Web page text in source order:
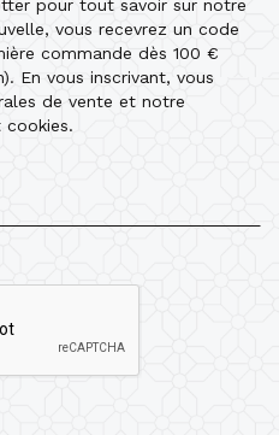
pour tout savoir sur notre
vous recevrez un code
commande dès 100 €
En vous inscrivant, vous
de vente et notre